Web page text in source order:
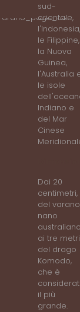
sud-
orientale,
l'Indonesia,
le Filippine,
la Nuova
Guinea,
l'Australia
le isole
Indiano e
del Mar
Cinese
Dai 20
centimetri,
del varano
nano
ai tre metri
del drago
Komodo,
che è
il più
grande.